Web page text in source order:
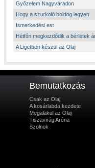
Győzelem Nagyváradon
Hogy a szurkoló boldog legyen
Ismerkedési est
Hétfőn megkezdődik a bérletek
A Ligetben készül az Olaj
Bemutatkozás
Csak az Olaj
A kosárlabda kezdete
Megalakul az Olaj
Tiszavirág Aréna
Szolnok